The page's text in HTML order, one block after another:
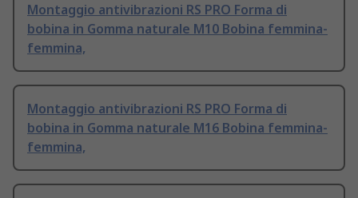
Montaggio antivibrazioni RS PRO Forma di
bobina in Gomma naturale M10 Bobina femmina-
femmina,
Montaggio antivibrazioni RS PRO Forma di
bobina in Gomma naturale M16 Bobina femmina-
femmina,